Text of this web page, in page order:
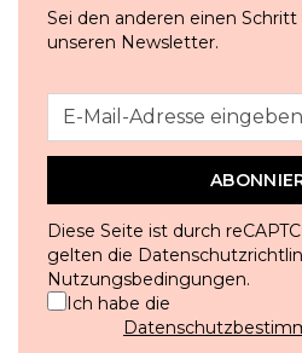
Sei den anderen einen
unseren Newsletter.
Diese Seite ist durch
gelten die
Nutzungsbedingungen.
Ich habe die